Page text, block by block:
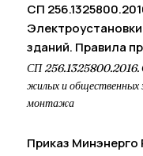
СП
зданий. Правила
СП 256.1325800.2016.
жилых и общественных
монтажа
Приказ Минэнерго